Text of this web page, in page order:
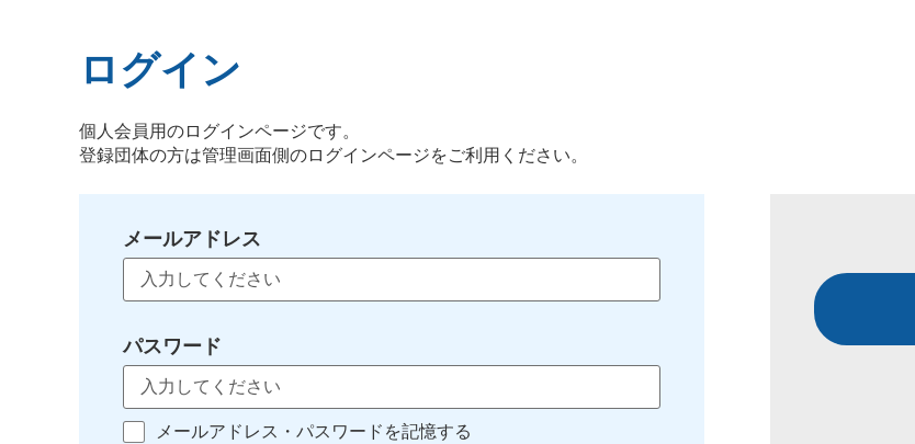
ログイン
個人会員用のログインページです。
登録団体の方は管理画面側のログインページをご利用ください。
メールアドレス
パスワード
メールアドレス・パスワードを記憶する